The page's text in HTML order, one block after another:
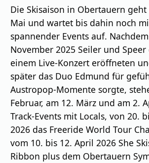
Die Skisaison in Obertauern
Mai und wartet bis dahin noch
spannender Events auf.
November 2025 Seiler und
einem Live-Konzert eröffneten
später das Duo Edmund für
Austropop-Momente sorgte,
Februar, am 12. März und am 2.
Track-Events mit Locals, von 20.
2026 das Freeride World Tour
vom 10. bis 12. April 2026 She
Ribbon plus dem Obertauern